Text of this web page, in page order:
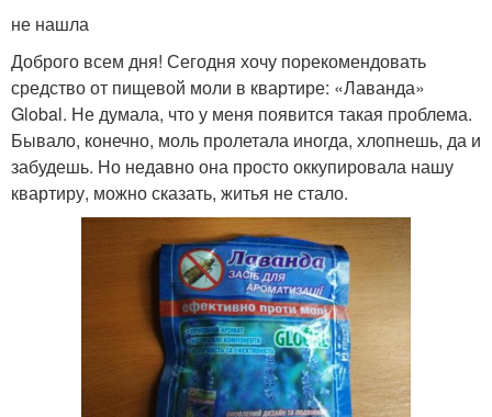
не нашла
Доброго всем дня! Сегодня хочу порекомендовать
средство от пищевой моли в квартире: «Лаванда»
Global. Не думала, что у меня появится такая проблема.
Бывало, конечно, моль пролетала иногда, хлопнешь, да и
забудешь. Но недавно она просто оккупировала нашу
квартиру, можно сказать, житья не стало.